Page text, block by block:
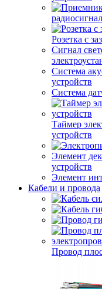
Розетка с
Сигнал
Система
устройств
Система
Таймер
устройств
Элемент
устройств
Элемент
Кабели и провода
Провод